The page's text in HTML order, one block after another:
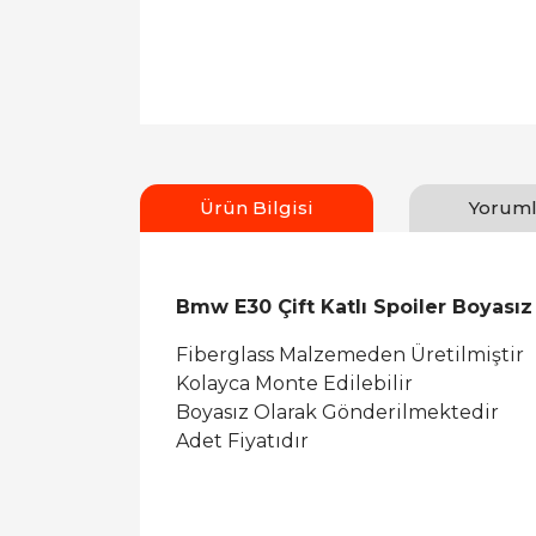
Ürün Bilgisi
Bmw E30 Çift Katlı Spoiler Boyasız
Fiberglass Malzemeden Üretilmiştir
Kolayca Monte Edilebilir
Boyasız Olarak Gönderilmektedir
Adet Fiyatıdır